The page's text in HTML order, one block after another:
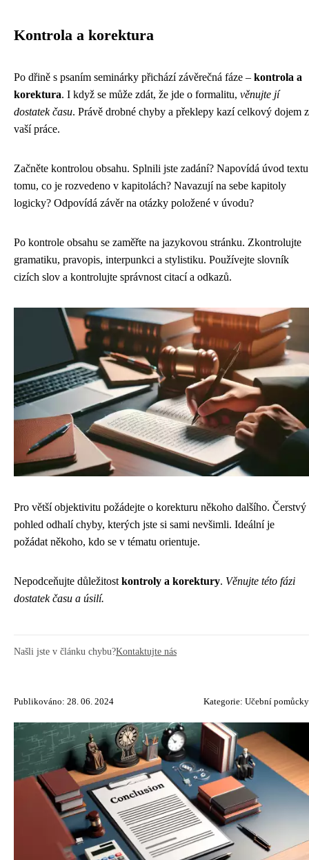
Kontrola a korektura
Po dřině s psaním seminárky přichází závěrečná fáze – kontrola a
korektura. I když se může zdát, že jde o formalitu, věnujte jí
dostatek času. Právě drobné chyby a překlepy kazí celkový dojem z
vaší práce.
Začněte kontrolou obsahu. Splnili jste zadání? Napovídá úvod textu
tomu, co je rozvedeno v kapitolách? Navazují na sebe kapitoly
logicky? Odpovídá závěr na otázky položené v úvodu?
Po kontrole obsahu se zaměřte na jazykovou stránku. Zkontrolujte
gramatiku, pravopis, interpunkci a stylistiku. Používejte slovník
cizích slov a kontrolujte správnost citací a odkazů.
Pro větší objektivitu požádejte o korekturu někoho dalšího. Čerstvý
pohled odhalí chyby, kterých jste si sami nevšimli. Ideální je
požádat někoho, kdo se v tématu orientuje.
Nepodceňujte důležitost kontroly a korektury. Věnujte této fázi
dostatek času a úsilí.
Našli jste v článku chybu?Kontaktujte nás
Publikováno: 28. 06. 2024 Kategorie: Učební pomůcky